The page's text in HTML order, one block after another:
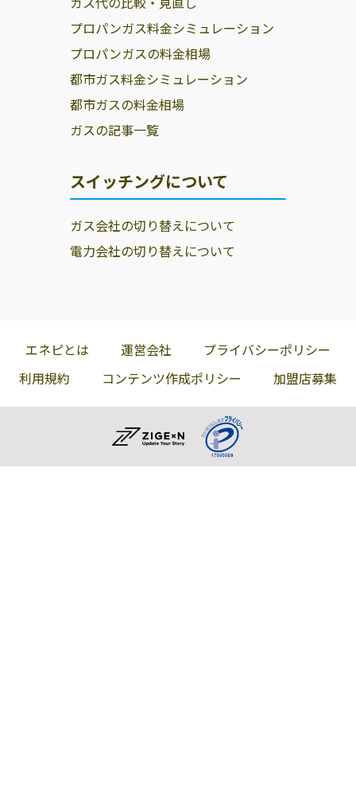
プロパンガス料金シミュレーション
プロパンガスの料金相場
都市ガス料金シミュレーション
都市ガスの料金相場
ガスの記事一覧
スイッチングについて
ガス会社の切り替えについて
電力会社の切り替えについて
エネピとは 運営会社
プライバシーポリシー
利用規約
コンテンツ作成ポリシー 加盟店募集